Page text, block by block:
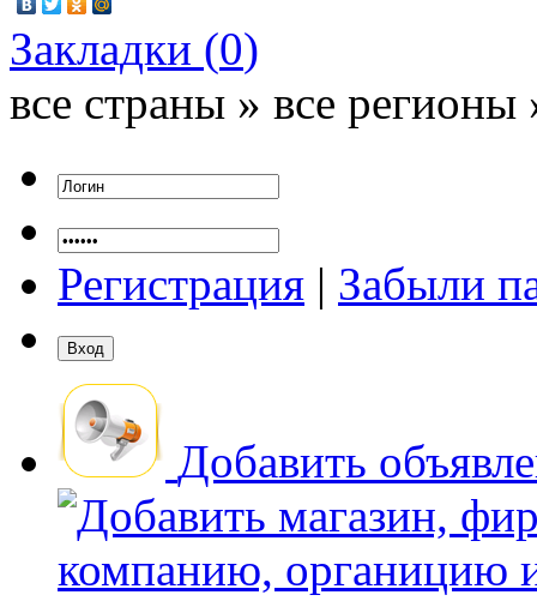
Закладки (0)
все страны » все регионы
Регистрация | Забыли
Добавить